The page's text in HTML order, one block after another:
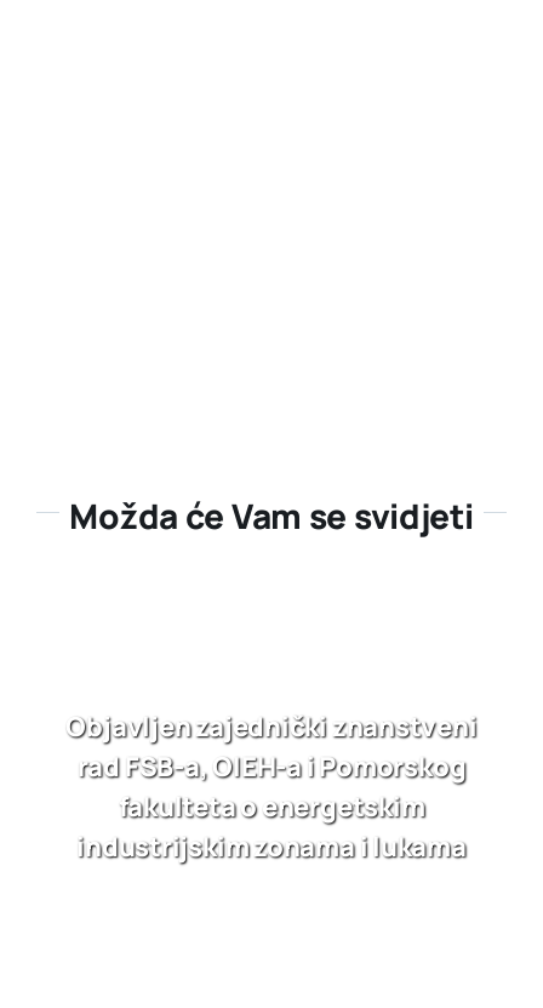
Možda će Vam se svidjeti
Objavljen zajednički znanstveni
rad FSB-a, OIEH-a i Pomorskog
fakulteta o energetskim
industrijskim zonama i lukama